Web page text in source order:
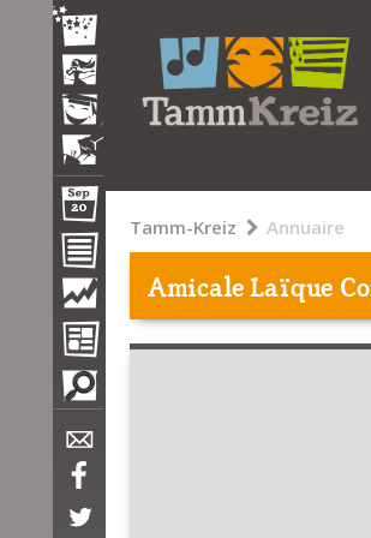
Tamm-Kreiz Annuaire
Amicale Laïque